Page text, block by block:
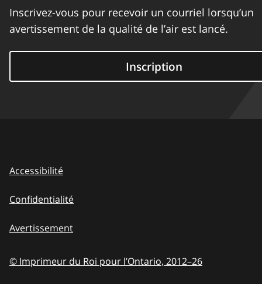
Inscrivez-vous pour recevoir un courriel lorsqu’un
avertissement de la qualité de l’air est lancé.
Inscription
Accessibilité
Confidentialité
Avertissement
© Imprimeur du Roi pour l’Ontario, 2012–26